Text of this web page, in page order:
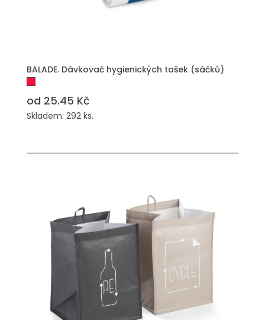
BALADE. Dávkovač hygienických tašek (sáčků)
od 25.45 Kč
Skladem: 292 ks.